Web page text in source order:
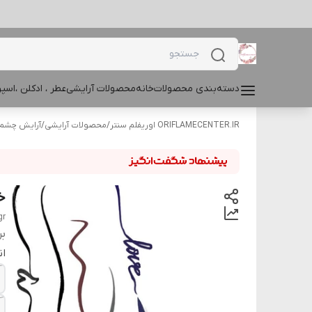
دسته‌بندی محصولاتخانهمحصولات آرایشیعطر ، ادکلن
ORIFLAMECENTER.IR اوریفلم سنتر /محصولات آرایشی/آرایش چشم